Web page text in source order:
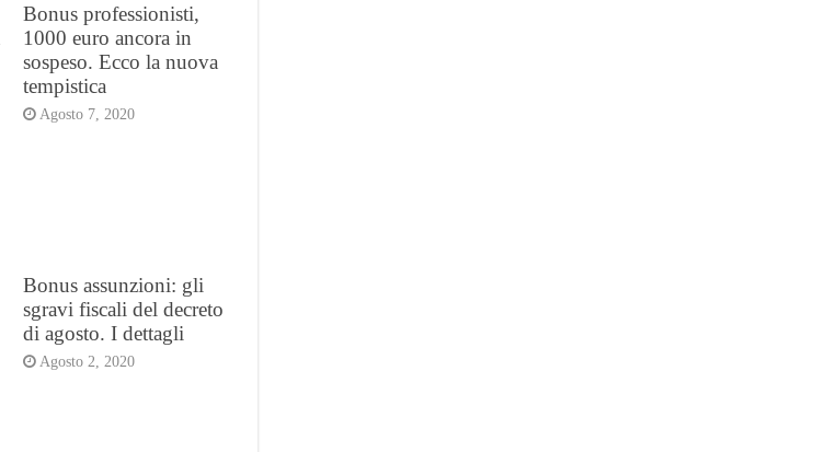
Bonus professionisti,
1000 euro ancora in
sospeso. Ecco la nuova
tempistica
Agosto 7, 2020
Bonus assunzioni: gli
sgravi fiscali del decreto
di agosto. I dettagli
Agosto 2, 2020